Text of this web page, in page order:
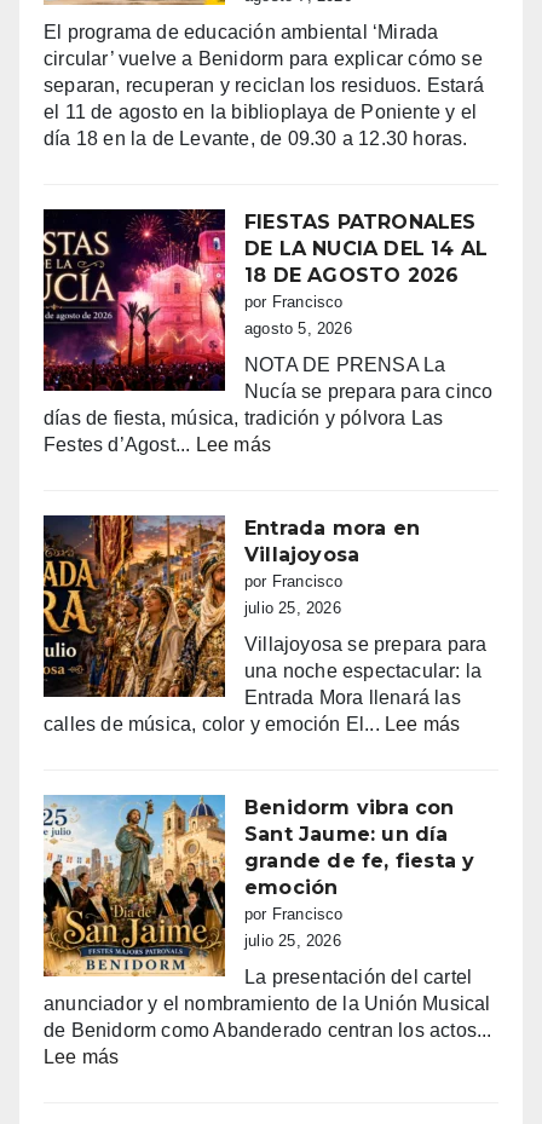
El programa de educación ambiental ‘Mirada
circular’ vuelve a Benidorm para explicar cómo se
separan, recuperan y reciclan los residuos. Estará
el 11 de agosto en la biblioplaya de Poniente y el
día 18 en la de Levante, de 09.30 a 12.30 horas.
FIESTAS PATRONALES
DE LA NUCIA DEL 14 AL
18 DE AGOSTO 2026
por Francisco
agosto 5, 2026
NOTA DE PRENSA La
Nucía se prepara para cinco
días de fiesta, música, tradición y pólvora Las
Festes d’Agost... Lee más:
DE
LA
NUCIA
DEL
AL
18
DE
AGOSTO
Entrada mora en
Villajoyosa
por Francisco
julio 25, 2026
Villajoyosa se prepara para
una noche espectacular: la
Entrada Mora llenará las
calles de música, color y emoción El... Lee más:
Benidorm vibra con
Sant Jaume: un día
grande de fe, fiesta y
emoción
por Francisco
julio 25, 2026
La presentación del cartel
anunciador y el nombramiento de la Unión Musical
de Benidorm como Abanderado centran los actos...
Lee más: